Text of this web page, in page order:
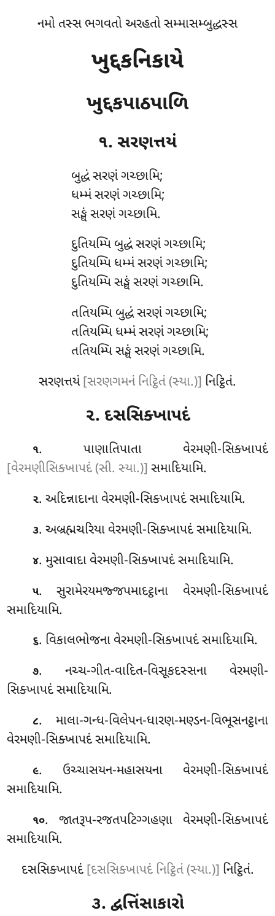
નમો તસ્સ ભગવતો અરહતો સમ્માસમ્બુદ્ધસ્સ
ખુદ્દકનિકાયે
ખુદ્દકપાઠપાળિ
૧. સરણત્તયં
બુદ્ધંસરણં ગચ્છામિ;
ધમ્મં સરણં ગચ્છામિ;
સઙ્ઘં સરણં ગચ્છામિ.
દુતિયમ્પિ બુદ્ધં સરણં ગચ્છામિ;
દુતિયમ્પિ ધમ્મં સરણં ગચ્છામિ;
દુતિયમ્પિ સઙ્ઘં સરણં ગચ્છામિ.
તતિયમ્પિ બુદ્ધં સરણં ગચ્છામિ;
તતિયમ્પિ ધમ્મં સરણં ગચ્છામિ;
તતિયમ્પિ સઙ્ઘં સરણં ગચ્છામિ.
સરણત્તયં [સરણગમનં નિટ્ઠિતં (સ્યા.)] નિટ્ઠિતં.
૨. દસસિક્ખાપદં
૧. પાણાતિપાતા વેરમણી-સિક્ખાપદં
[વેરમણીસિક્ખાપદં (સી. સ્યા.)] સમાદિયામિ.
૨. અદિન્નાદાના વેરમણી-સિક્ખાપદં સમાદિયામિ.
૩. અબ્રહ્મચરિયા વેરમણી-સિક્ખાપદં સમાદિયામિ.
૪. મુસાવાદા વેરમણી-સિક્ખાપદં સમાદિયામિ.
૫. સુરામેરયમજ્જપમાદટ્ઠાના વેરમણી-સિક્ખાપદં
સમાદિયામિ.
૬. વિકાલભોજના વેરમણી-સિક્ખાપદં સમાદિયામિ.
૭. નચ્ચ-ગીત-વાદિત-વિસૂકદસ્સના વેરમણી-
સિક્ખાપદં સમાદિયામિ.
૮. માલા-ગન્ધ-વિલેપન-ધારણ-મણ્ડન-વિભૂસનટ્ઠાના
વેરમણી-સિક્ખાપદં સમાદિયામિ.
૯. ઉચ્ચાસયન-મહાસયના વેરમણી-સિક્ખાપદં
સમાદિયામિ.
૧૦. જાતરૂપ-રજતપટિગ્ગહણા વેરમણી-સિક્ખાપદં
સમાદિયામિ.
દસસિક્ખાપદં [દસસિક્ખાપદં નિટ્ઠિતં (સ્યા.)] નિટ્ઠિતં.
૩. દ્વત્તિંસાકારો